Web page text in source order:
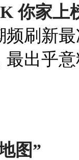
你家上
频刷新
出乎
图”